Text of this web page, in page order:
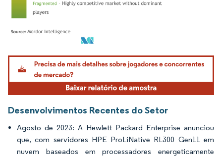
Imagem © Mordor Intelligence. O reuso requer atribuição conforme CC BY 4.0.
Desenvolvimentos Recentes do Setor
Agosto de 2023: A Hewlett Packard Enterprise anunciou
que, com servidores HPE ProLiNative RL300 Gen11 em
nuvem baseados em processadores energeticamente